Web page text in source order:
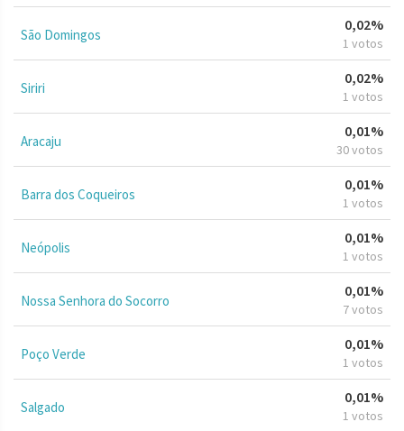
São Domingos
0,02%
1 votos
Siriri
0,02%
1 votos
Aracaju
0,01%
30 votos
Barra dos Coqueiros
0,01%
1 votos
Neópolis
0,01%
1 votos
Nossa Senhora do Socorro
0,01%
7 votos
Poço Verde
0,01%
1 votos
Salgado
0,01%
1 votos